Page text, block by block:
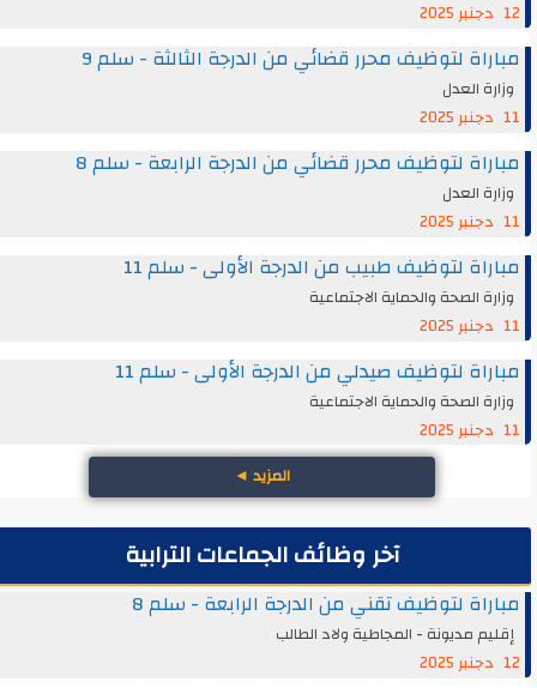
12 دجنبر 2025
مباراة لتوظيف محرر قضائي من الدرجة الثالثة - سلم 9
وزارة العدل
11 دجنبر 2025
مباراة لتوظيف محرر قضائي من الدرجة الرابعة - سلم 8
وزارة العدل
11 دجنبر 2025
مباراة لتوظيف طبيب من الدرجة الأولى - سلم 11
وزارة الصحة والحماية الاجتماعية
11 دجنبر 2025
مباراة لتوظيف صيدلي من الدرجة الأولى - سلم 11
وزارة الصحة والحماية الاجتماعية
11 دجنبر 2025
المزيد◄
آخر وظائف الجماعات الترابية
مباراة لتوظيف تقني من الدرجة الرابعة - سلم 8
إقليم مديونة - المجاطية ولاد الطالب
12 دجنبر 2025